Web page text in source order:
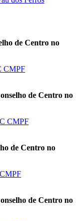
de Centro no
CMPF
de Centro no
CMPF
de Centro no
de Centro no